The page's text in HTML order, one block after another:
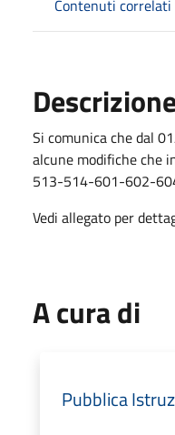
Contenuti correlati
Si comunica che dal
alcune modifiche che
513-514-601-602-
Vedi allegato per
A cura di
Pubblica